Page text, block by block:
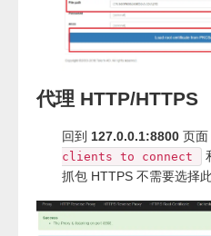
代理 HTTP/HTTPS
回到 127.0.0.1:8800 页面
clients to connect
抓包 HTTPS 不需要选择此